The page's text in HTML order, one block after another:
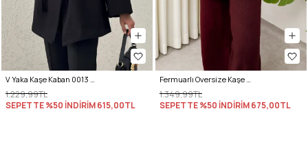
V Yaka Kaşe Kaban 0013 - SİYAH
1.229,99TL
SEPETTE %50 İNDİRİM615,00TL
Fermuarlı Oversize Kaşe Kaban 0037 - GRİ
1.349,99TL
SEPETTE %50 İNDİRİM675,00TL